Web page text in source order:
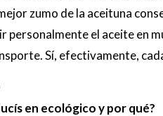
zumo de la aceituna
personalmente el aceite en
Sí, efectivamente,
en ecológico y por qué?